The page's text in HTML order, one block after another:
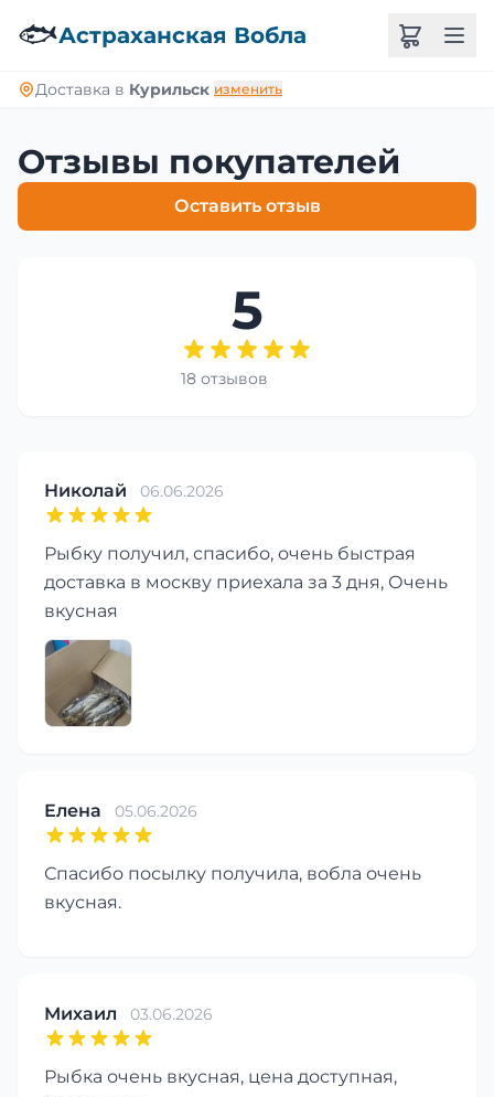
🐟Астраханская Вобла
Доставка в Курильск изменить
Отзывы покупателей
Оставить отзыв
5
18 отзывов
Николай 06.06.2026
Рыбку получил, спасибо, очень быстрая
доставка в москву приехала за 3 дня, Очень
вкусная
Елена 05.06.2026
Спасибо посылку получила, вобла очень
вкусная.
Михаил 03.06.2026
Рыбка очень вкусная, цена доступная,